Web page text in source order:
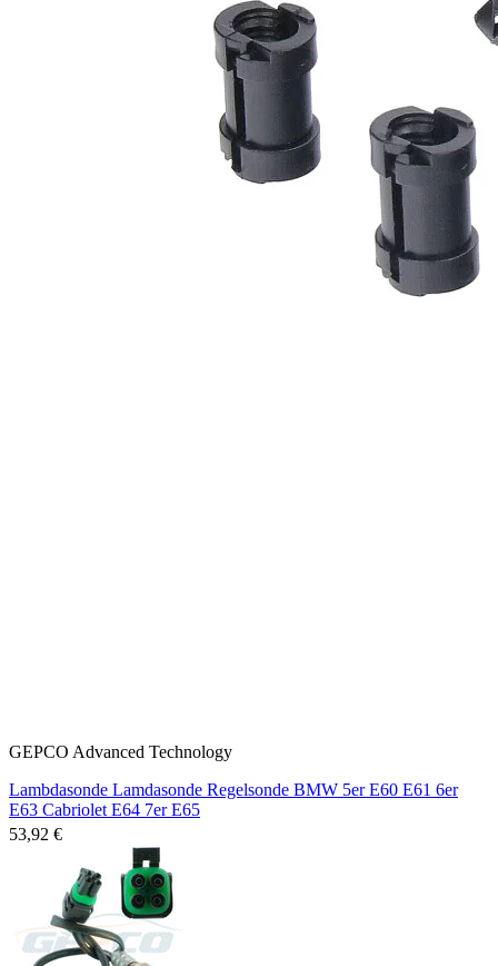
GEPCO Advanced Technology
Lambdasonde Lamdasonde Regelsonde BMW 5er E60 E61 6er
E63 Cabriolet E64 7er E65
53,92 €